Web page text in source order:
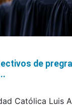
de
Católica Luis